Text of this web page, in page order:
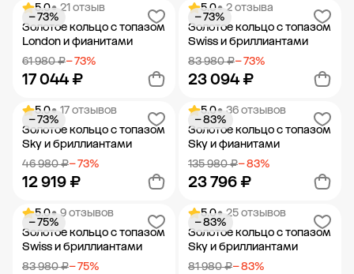
Добавить в корзину Добавить в корзину
5.0• 21 отзыв
Золотое кольцо с топазом
London и фианитами
61 980 ₽− 73%
17 044 ₽
− 73%
Добавить в корзину
5.0• 2 отзыва
Золотое кольцо с топазом
Swiss и бриллиантами
83 980 ₽− 73%
23 094 ₽
− 73%
Добавить в корзину
5.0• 17 отзывов
Золотое кольцо с топазом
Sky и бриллиантами
46 980 ₽− 73%
12 919 ₽
− 73%
Добавить в корзину
5.0• 36 отзывов
Золотое кольцо с топазом
Sky и фианитами
135 980 ₽− 83%
23 796 ₽
− 83%
Добавить в корзину
5.0• 9 отзывов
Золотое кольцо с топазом
Swiss и бриллиантами
83 980 ₽− 75%
− 75%
5.0• 25 отзывов
Золотое кольцо с топазом
Sky и бриллиантами
81 980 ₽− 83%
− 83%